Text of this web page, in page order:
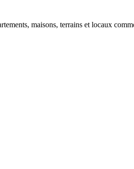
maisons, terrains et locaux